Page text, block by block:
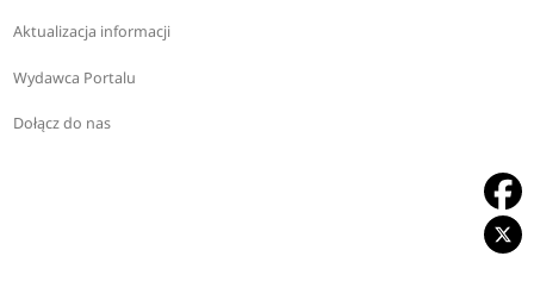
Aktualizacja informacji
Wydawca Portalu
Dołącz do nas